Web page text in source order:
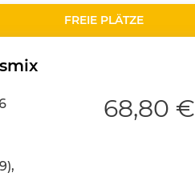
FREIE PLÄTZE
68,80 €